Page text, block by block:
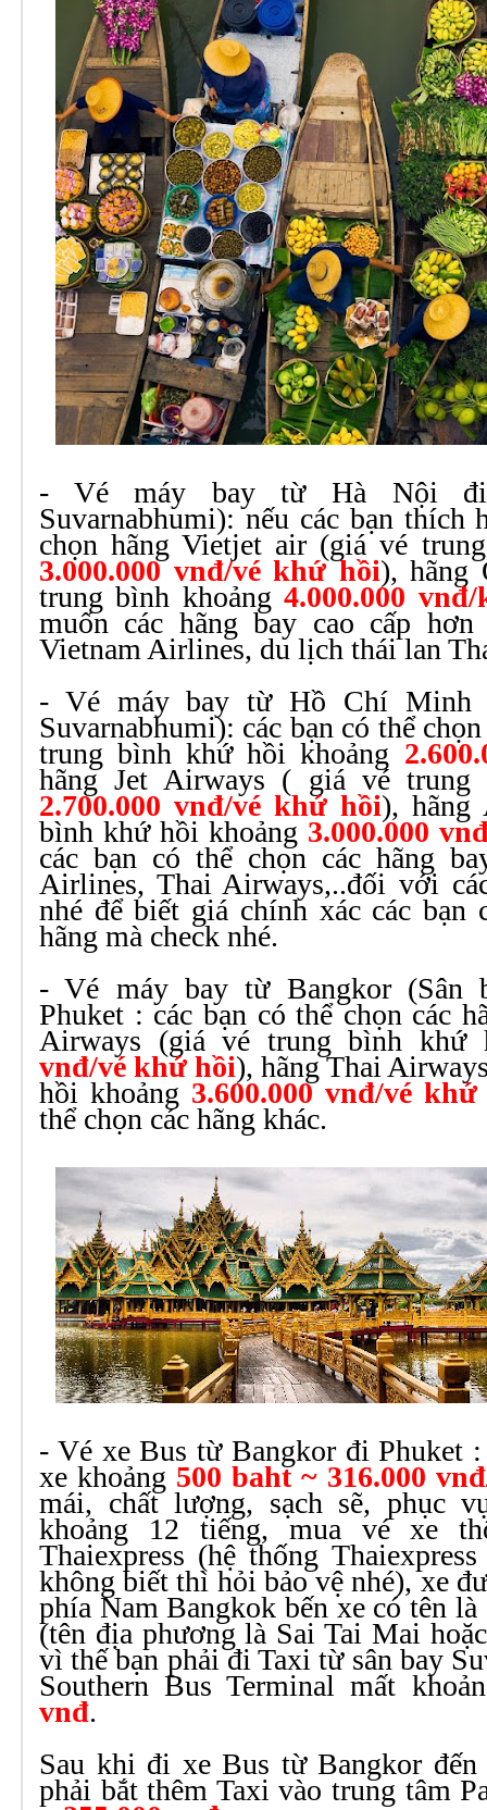
- Vé máy bay từ Hà Nội đi
Suvarnabhumi): nếu các bạn thích
chọn hãng Vietjet air (giá vé
3.000.000 vnđ/vé khứ hồi), hãng
trung bình khoảng4.000.000
muốn các hãng bay cao cấp
Vietnam Airlines, du lịch thái lan
- Vé máy bay từ Hồ Chí Minh
Suvarnabhumi): các bạn có thể
trung bình khứ hồi khoảng
hãng Jet Airways ( giá vé
2.700.000 vnđ/vé khứ hồi), hãng
bình khứ hồi khoảng 3.000.000
các bạn có thể chọn các hãng
Airlines, Thai Airways,..đối với
nhé để biết giá chính xác các bạn
hãng mà check nhé.
- Vé máy bay từ Bangkor (Sân
Phuket : các bạn có thể chọn các
Airways (giá vé trung bình
vnđ/vé khứ hồi), hãng Thai
hồi khoảng 3.600.000 vnđ/vé
thể chọn các hãng khác.
- Vé xe Bus từ Bangkor đi Phuket
xe khoảng 500 baht ~ 316.000
mái, chất lượng, sạch sẽ, phục
khoảng 12 tiếng, mua vé xe
Thaiexpress (hệ thống
không biết thì hỏi bảo vệ nhé), xe
phía Nam Bangkok bến xe có tên
(tên địa phương là Sai Tai Mai
vì thế bạn phải đi Taxi từ sân bay
Southern Bus Terminal mất
vnđ.
Sau khi đi xe Bus từ Bangkor
phải bắt thêm Taxi vào trung tâm